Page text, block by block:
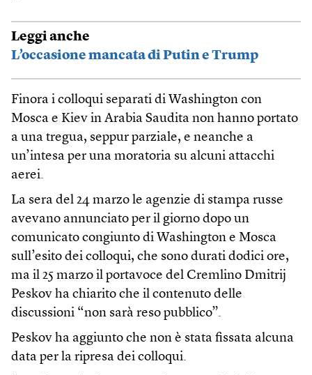
Leggi anche
L’occasione mancata di Putin e Trump
Finora i colloqui separati di Washington con
Mosca e Kiev in Arabia Saudita non hanno portato
a una tregua, seppur parziale, e neanche a
un’intesa per una moratoria su alcuni attacchi
aerei.
La sera del 24 marzo le agenzie di stampa russe
avevano annunciato per il giorno dopo un
comunicato congiunto di Washington e Mosca
sull’esito dei colloqui, che sono durati dodici ore,
ma il 25 marzo il portavoce del Cremlino Dmitrij
Peskov ha chiarito che il contenuto delle
discussioni “non sarà reso pubblico”.
Peskov ha aggiunto che non è stata fissata alcuna
data per la ripresa dei colloqui.